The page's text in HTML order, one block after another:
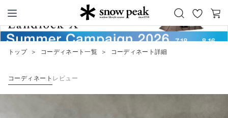
Snow Peak
お
カ
トップ ＞ コーディネート一覧 ＞ コーディネート詳細
コーディネート レビュー